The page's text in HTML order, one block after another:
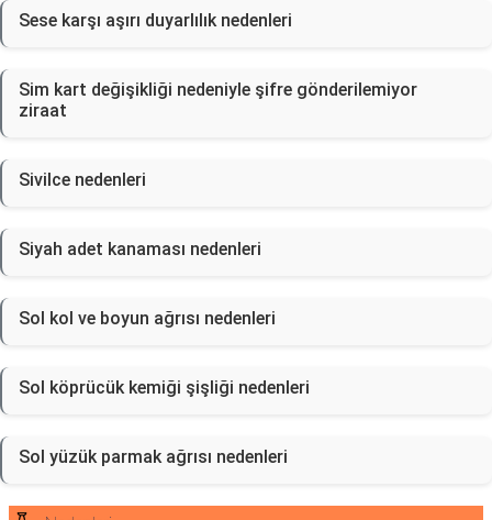
Sese karşı aşırı duyarlılık nedenleri
Sim kart değişikliği nedeniyle şifre gönderilemiyor
ziraat
Sivilce nedenleri
Siyah adet kanaması nedenleri
Sol kol ve boyun ağrısı nedenleri
Sol köprücük kemiği şişliği nedenleri
Sol yüzük parmak ağrısı nedenleri